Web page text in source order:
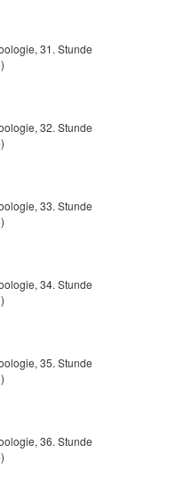
31. Stunde
32. Stunde
33. Stunde
34. Stunde
35. Stunde
36. Stunde